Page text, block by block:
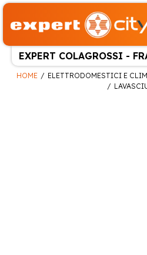
EXPERT COLAGROSSI -
HOME ELETTRODOMESTICI E